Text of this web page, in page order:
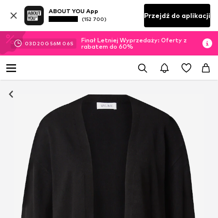
ABOUT YOU App
(152 700) Przejdź do aplikacji
03D 20 G 56M 05S
Finał Letniej Wyprzedaży: Oferty z
rabatem do 60%